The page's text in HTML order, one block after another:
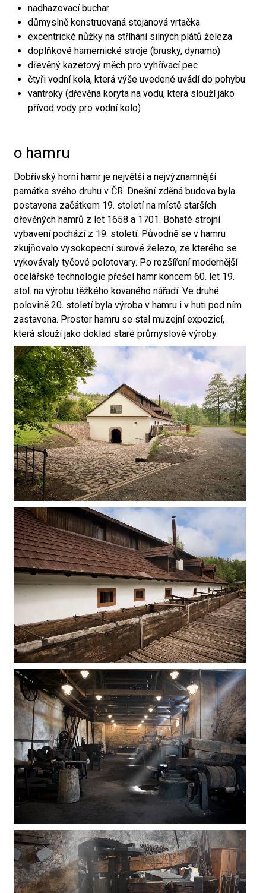
nadhazovací buchar
důmyslně konstruovaná stojanová vrtačka
excentrické nůžky na stříhání silných plátů železa
doplňkové hamernické stroje (brusky, dynamo)
dřevěný kazetový měch pro vyhřívací pec
čtyři vodní kola, která výše uvedené uvádí do pohybu
vantroky (dřevěná koryta na vodu, která slouží jako
přívod vody pro vodní kolo)
o hamru
Dobřívský horní hamr je největší a nejvýznamnější
památka svého druhu v ČR. Dnešní zděná budova byla
postavena začátkem 19. století na místě starších
dřevěných hamrů z let 1658 a 1701. Bohaté strojní
vybavení pochází z 19. století. Původně se v hamru
zkujňovalo vysokopecní surové železo, ze kterého se
vykovávaly tyčové polotovary. Po rozšíření modernější
ocelářské technologie přešel hamr koncem 60. let 19.
stol. na výrobu těžkého kovaného nářadí. Ve druhé
polovině 20. století byla výroba v hamru i v huti pod ním
zastavena. Prostor hamru se stal muzejní expozicí,
která slouží jako doklad staré průmyslové výroby.